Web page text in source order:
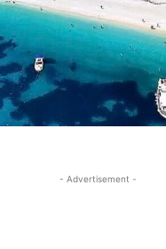
- Advertisement -